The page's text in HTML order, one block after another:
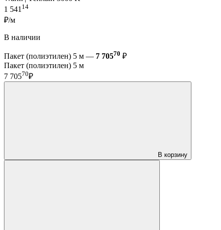
1 54114
₽/м
В наличии
Пакет (полиэтилен) 5 м — 7 70570 ₽
Пакет (полиэтилен) 5 м
7 70570₽
В корзину